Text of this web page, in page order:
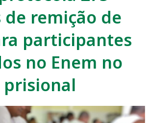
remição de
participantes
no Enem no